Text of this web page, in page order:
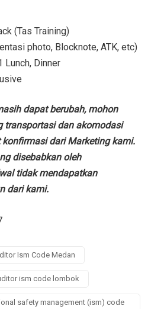
(Tas Training)
photo, Blocknote, ATK, etc)
Lunch, Dinner
dapat berubah, mohon
transportasi dan akomodasi
dari Marketing kami.
disebabkan oleh
tidak mendapatkan
dari kami.
Ism Code Medan
ism code lombok
safety management (ism) code